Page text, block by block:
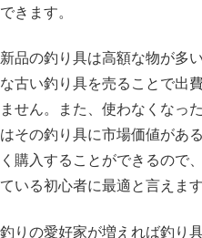
できます。
新品の釣り具は高額な物が多
な古い釣り具を売ることで出
ません。また、使わなくなっ
はその釣り具に市場価値があ
く購入することができるので
ている初心者に最適と言えます
釣りの愛好家が増えれば釣り